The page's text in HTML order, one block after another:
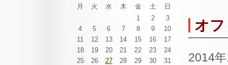
オ
2014
月
火 水 木 金 土
日
1
2
3
4
5 6 7 8 9
10
11
12 13 14 15 16
17
18
19 20 21 22 23
24
25
26 27 28 29 30
31